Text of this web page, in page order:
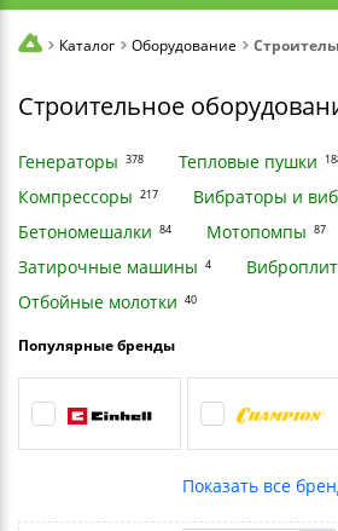
Каталог Оборудование
Строительное
Генераторы 378 Тепловые пушки
Компрессоры 217 Вибраторы и
Бетономешалки 84 Мотопомпы 87
Затирочные машины 4
Отбойные молотки 40
Популярные бренды